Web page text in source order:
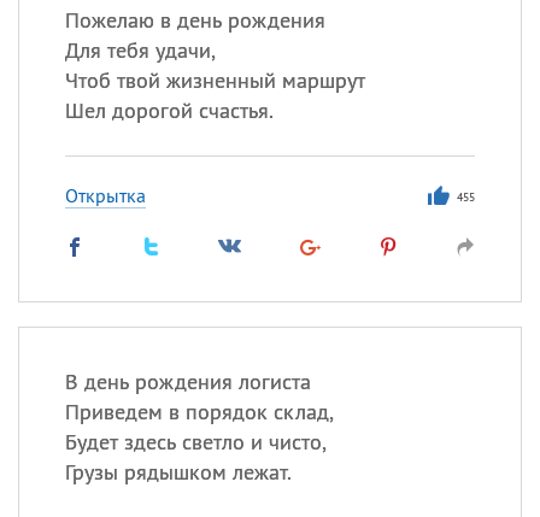
Пожелаю в день рождения
Для тебя удачи,
Чтоб твой жизненный маршрут
Шел дорогой счастья.
Открытка 455
В день рождения логиста
Приведем в порядок склад,
Будет здесь светло и чисто,
Грузы рядышком лежат.